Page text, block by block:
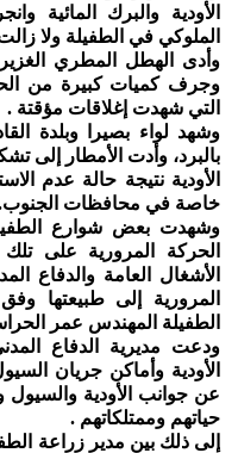
الأودية والبرك المائية
الملوكي في الطفيلة ولا
وأدى الهطل المطري
وجرف كميات كبيرة من
التي شهدت إغلاقات مؤقتة .
وشهد لواء بصيرا وبلدة
بالبرد، وأدت الأمطار
الأودية نتيجة حالة عدم
خاصة في محافظات
وشهدت بعض شوارع
الحركة المرورية على
الأشغال العامة والدفاع
المرورية إلى طبيعتها
الطفيلة المهندس عمر
ودعت مديرية الدفاع
الأودية وأماكن جريان
عن جوانب الأودية والسيول
حياتهم وممتلكاتهم .
إلى ذلك بين مدير زراعة